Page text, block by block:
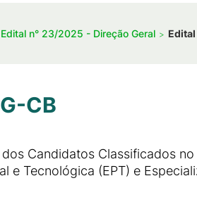
Edital n° 23/2025 - Direção Geral
CB
Candidatos Classificados
e Tecnológica (EPT) e